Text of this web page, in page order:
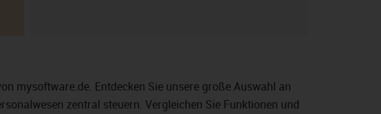
mysoftware.de. Entdecken Sie unsere große Auswahl an
zentral steuern. Vergleichen Sie Funktionen und